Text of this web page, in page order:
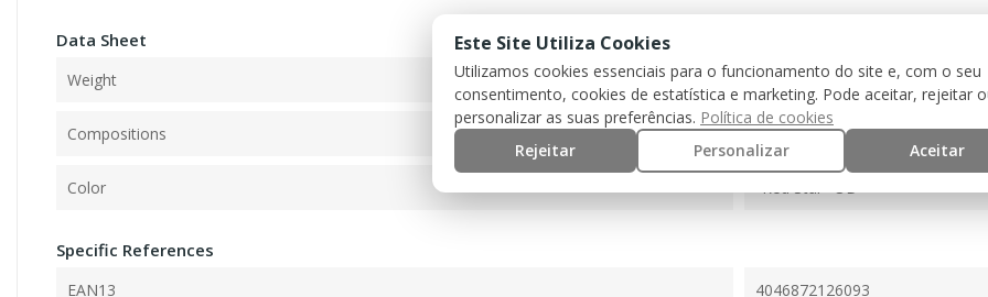
Data Sheet
Weight
Compositions
Color
Specific References
EAN13 4046872126093
Este Site Utiliza Cookies
Utilizamos cookies essenciais para o funcionamento do site e, com o seu
consentimento, cookies de estatística e marketing. Pode aceitar, rejeitar
personalizar as suas preferências. Política de cookies
Rejeitar
Personalizar Aceitar